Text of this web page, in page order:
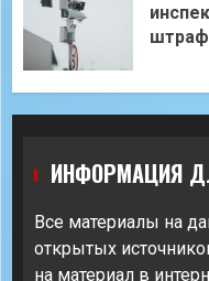
ИНФОРМАЦИЯ
Все материалы на
открытых
на материал в